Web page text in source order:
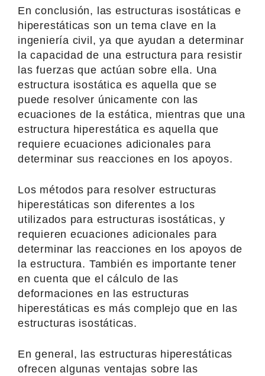
En conclusión, las estructuras isostáticas e
hiperestáticas son un tema clave en la
ingeniería civil, ya que ayudan a determinar
la capacidad de una estructura para resistir
las fuerzas que actúan sobre ella. Una
estructura isostática es aquella que se
puede resolver únicamente con las
ecuaciones de la estática, mientras que una
estructura hiperestática es aquella que
requiere ecuaciones adicionales para
determinar sus reacciones en los apoyos.
Los métodos para resolver estructuras
hiperestáticas son diferentes a los
utilizados para estructuras isostáticas, y
requieren ecuaciones adicionales para
determinar las reacciones en los apoyos de
la estructura. También es importante tener
en cuenta que el cálculo de las
deformaciones en las estructuras
hiperestáticas es más complejo que en las
estructuras isostáticas.
En general, las estructuras hiperestáticas
ofrecen algunas ventajas sobre las